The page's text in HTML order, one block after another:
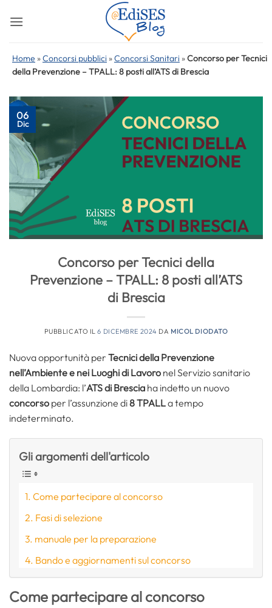
Home »Concorsi pubblici »Concorsi Sanitari »Concorso per Tecnici
della Prevenzione – TPALL: 8 posti all’ATS di Brescia
06
Dic
Concorso per Tecnici della
Prevenzione – TPALL: 8 posti all’ATS
di Brescia
PUBBLICATO IL6 DICEMBRE 2024 DA MICOL DIODATO
Nuova opportunità per Tecnici della Prevenzione
nell’Ambiente e nei Luoghi di Lavoro nel Servizio sanitario
della Lombardia: l’ATS di Brescia ha indetto un nuovo
concorso per l’assunzione di8 TPALLa tempo
indeterminato.
Gli argomenti dell'articolo
Come partecipare al concorso
Fasi di selezione
manuale per la preparazione
Bando e aggiornamenti sul concorso
Come partecipare al concorso